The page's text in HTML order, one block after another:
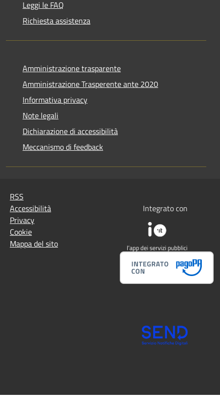
Leggi le FAQ
Richiesta assistenza
Amministrazione trasparente
Amministrazione Trasperente ante 2020
Informativa privacy
Note legali
Dichiarazione di accessibilità
Meccanismo di feedback
RSS
Accessibilità
Privacy
Cookie
Mappa del sito
Integrato con